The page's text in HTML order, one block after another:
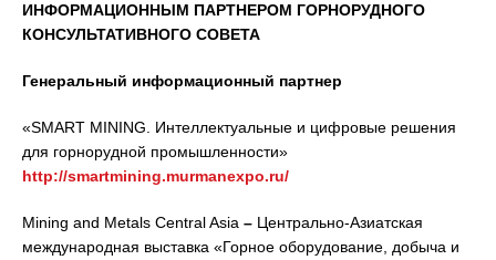
ИНФОРМАЦИОННЫМ ПАРТНЕРОМ ГОРНОРУДНОГО
КОНСУЛЬТАТИВНОГО СОВЕТА
Генеральный информационный партнер
«SMART MINING. Интеллектуальные и цифровые решения
для горнорудной промышленности»
http://smartmining.murmanexpo.ru/
Mining and Metals Central Asia – Центрально-Азиатская
международная выставка «Горное оборудование, добыча и